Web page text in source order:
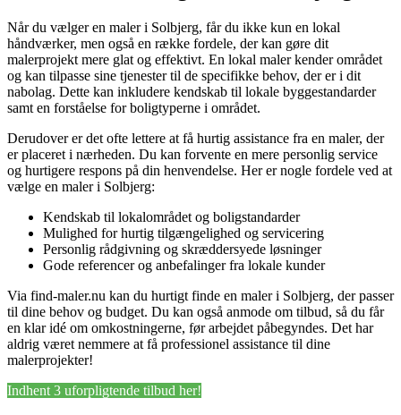
Når du vælger en maler i Solbjerg, får du ikke kun en lokal
håndværker, men også en række fordele, der kan gøre dit
malerprojekt mere glat og effektivt. En lokal maler kender området
og kan tilpasse sine tjenester til de specifikke behov, der er i dit
nabolag. Dette kan inkludere kendskab til lokale byggestandarder
samt en forståelse for boligtyperne i området.
Derudover er det ofte lettere at få hurtig assistance fra en maler, der
er placeret i nærheden. Du kan forvente en mere personlig service
og hurtigere respons på din henvendelse. Her er nogle fordele ved at
vælge en maler i Solbjerg:
Kendskab til lokalområdet og boligstandarder
Mulighed for hurtig tilgængelighed og servicering
Personlig rådgivning og skræddersyede løsninger
Gode referencer og anbefalinger fra lokale kunder
Via find-maler.nu kan du hurtigt finde en maler i Solbjerg, der passer
til dine behov og budget. Du kan også anmode om tilbud, så du får
en klar idé om omkostningerne, før arbejdet påbegyndes. Det har
aldrig været nemmere at få professionel assistance til dine
malerprojekter!
Indhent 3 uforpligtende tilbud her!